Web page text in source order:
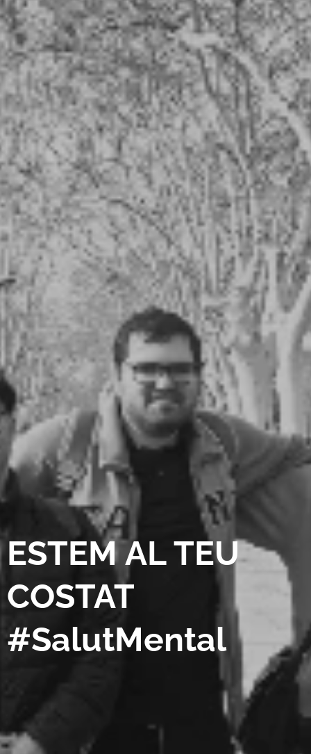
ESTEM AL TEU
COSTAT
#SalutMental